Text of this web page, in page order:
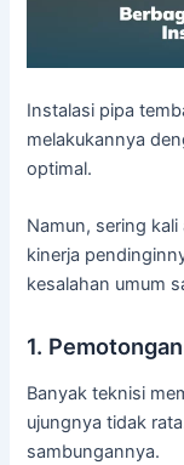
Instalasi pipa
melakukannya
optimal.
Namun, sering
kinerja
kesalahan umum
1.
Banyak teknisi
ujungnya tidak
sambungannya.